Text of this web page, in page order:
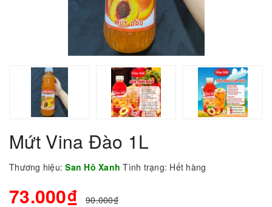
Mứt Vina Đào 1L
Thương hiệu: San Hô XanhTình trạng: Hết hàng
73.000₫ 90.000₫